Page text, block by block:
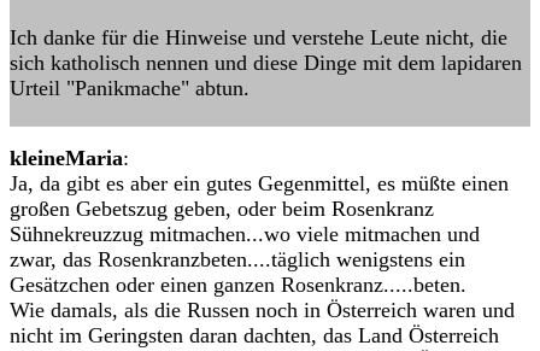
Ich danke für die Hinweise und verstehe Leute nicht, die
sich katholisch nennen und diese Dinge mit dem lapidaren
Urteil "Panikmache" abtun.
kleineMaria:
Ja, da gibt es aber ein gutes Gegenmittel, es müßte einen
großen Gebetszug geben, oder beim Rosenkranz
Sühnekreuzzug mitmachen...wo viele mitmachen und
zwar, das Rosenkranzbeten....täglich wenigstens ein
Gesätzchen oder einen ganzen Rosenkranz.....beten.
Wie damals, als die Russen noch in Österreich waren und
nicht im Geringsten daran dachten, das Land Österreich